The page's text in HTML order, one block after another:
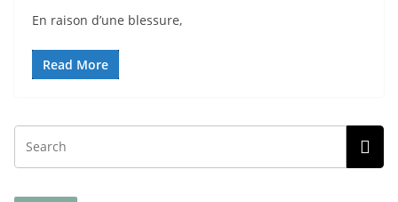
En raison d’une blessure,
Read More